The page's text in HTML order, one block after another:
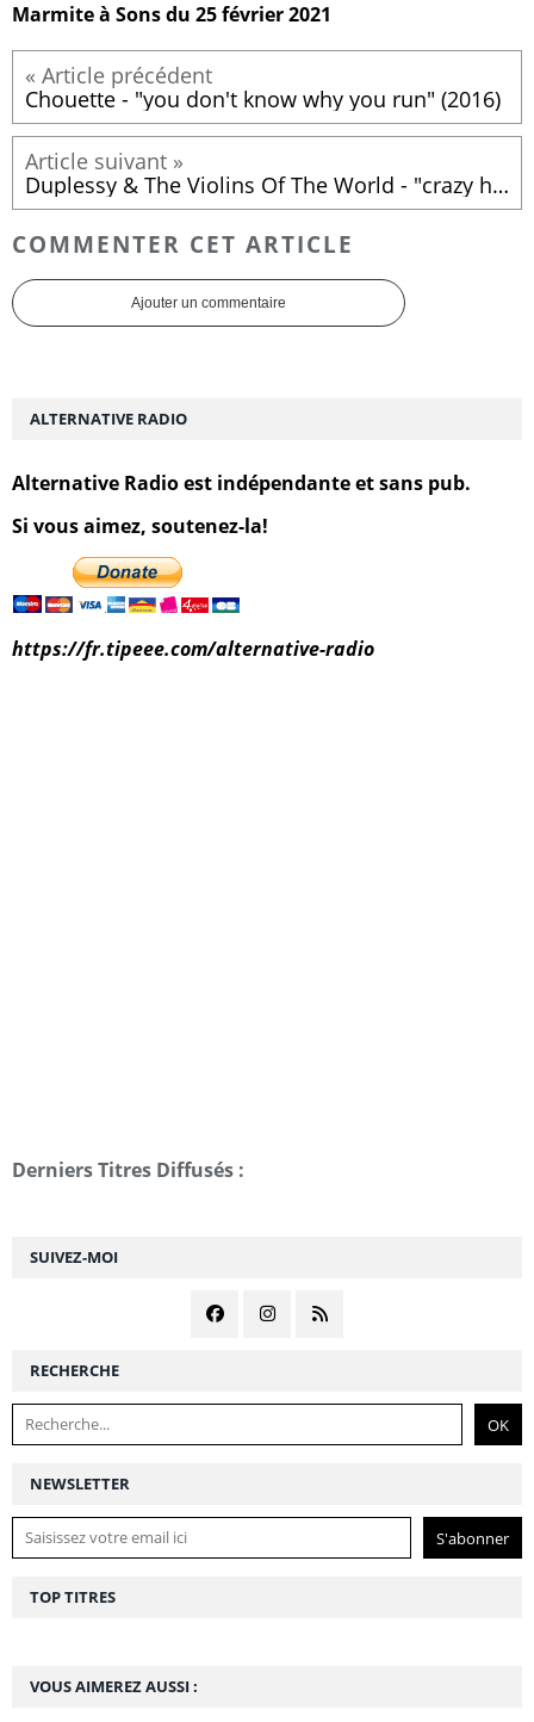
Marmite à Sons du 25 février 2021
Chouette - "you don't know why you run" (2016)
Duplessy & The Violins Of The World - "crazy horse" (2016)
COMMENTER CET ARTICLE
Ajouter un commentaire
NEWSLETTER
SUIVEZ-MOI
RECHERCHE
VOUS AIMEREZ AUSSI :
ALTERNATIVE RADIO
Alternative Radio est indépendante et sans pub.
Si vous aimez, soutenez-la!
https://fr.tipeee.com/alternative-radio
Derniers Titres Diffusés :
TOP TITRES